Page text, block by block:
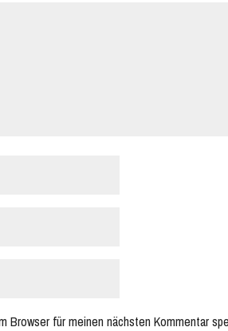
Browser für meinen nächsten Kommentar